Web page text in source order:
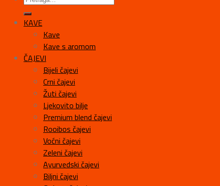
KAVE
Kave
Kave s aromom
ČAJEVI
Bijeli čajevi
Crni čajevi
Žuti čajevi
Ljekovito bilje
Premium blend čajevi
Rooibos čajevi
Voćni čajevi
Zeleni čajevi
Ayurvedski čajevi
Biljni čajevi